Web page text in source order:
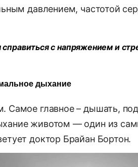
давлением, частотой
с напряжением и
дыхание
Самое главное – дышать,
животом — один из
доктор Брайан Бортон.